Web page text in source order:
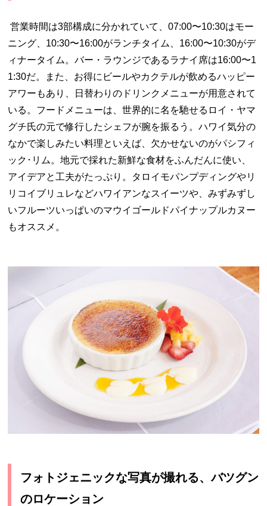
営業時間は3部構成に分かれていて、07:00〜10:30はモー
ニング、 10:30〜16:00がランチタイム、 16:00〜10:30がデ
ィナータイム。バー・ラウンジであるラナイ席は16:00〜1
1:30だ。また、お得にビールやカクテルが飲めるハッピー
アワーもあり、日替わりのドリンクメニューが用意されて
いる。フードメニューは、世界的に名を馳せるロイ・ヤマ
グチ氏の元で修行したシェフが腕を振るう。ハワイ気分の
なかで楽しみたい料理といえば、欠かせないのがパシフィ
ック･リム。地元で採れた新鮮な食材をふんだんに使い、
アイデアと工夫がたっぷり。タロイモパンプディングやリ
リコイブリュレなどハワイアンなスイーツや、みずみずし
いフルーツいっぱいのマウイゴールドパイナップルカヌー
もオススメ。
フォトジェニックな写真が撮れる、バツグン
のロケーション